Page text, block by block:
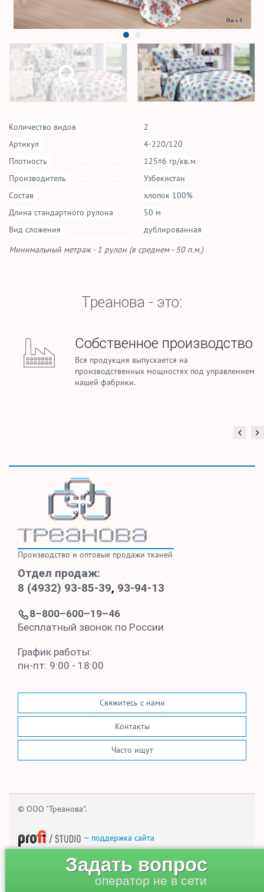
Количество видов
2
Артикул
4-220/120
Плотность
125±6 гр/кв.м
Производитель
Узбекистан
Состав
хлопок 100%
Длина стандартного рулона
50 м
Вид сложения
дублированная
Минимальный метраж - 1 рулон (в среднем - 50 п.м.)
Треанова - это:
Собственное производство
Вся продукция выпускается на
производственных мощностях под управлением
нашей фабрики.
Производство и оптовые продажи тканей
Отдел продаж:
8 (4932) 93-85-39, 93-94-13
8–800–600–19–46
Бесплатный звонок по России
График работы:
пн-пт: 9:00 - 18:00
Свяжитесь с нами
Контакты
Часто ищут
© ООО "Треанова".
— поддержка сайта
Задать вопрос
оператор не в сети